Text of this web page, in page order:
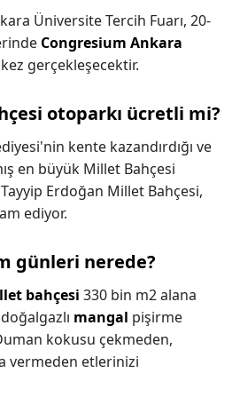
Üniversite Tercih Fuarı, 20-
Congresium Ankara
gerçekleşecektir.
otoparkı ücretli mi?
kente kazandırdığı ve
en büyük Millet Bahçesi
Erdoğan Millet Bahçesi,
ediyor.
günleri nerede?
bahçesi 330 bin m2 alana
mangal pişirme
kokusu çekmeden,
vermeden etlerinizi